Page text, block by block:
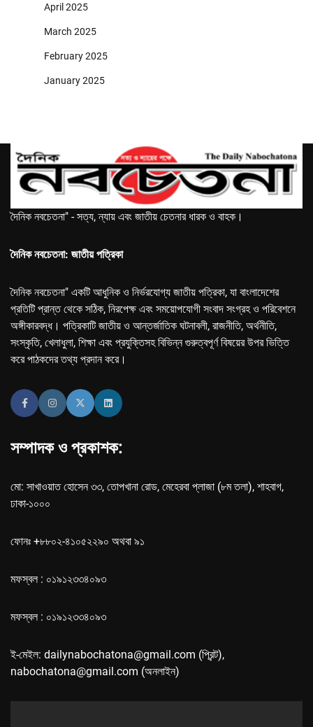
April 2025
March 2025
February 2025
January 2025
দৈনিক নবচেতনা" - সত্য, ন্যায় এবং জাতীয় চেতনার ধারক ও বাহক।
দৈনিক নবচেতনা: জাতীয় পত্রিকা
দৈনিক নবচেতনা" একটি আধুনিক ও নির্ভরযোগ্য জাতীয় পত্রিকা, যা বাংলাদেশের
প্রতিটি প্রান্ত থেকে সঠিক, নিরপেক্ষ এবং সময়োপযোগী সংবাদ সংগ্রহ ও পরিবেশনে
অঙ্গীকারবদ্ধ। পত্রিকাটি জাতীয় ও আন্তর্জাতিক ঘটনাবলী, রাজনীতি, অর্থনীতি,
সংস্কৃতি, খেলাধুলা, শিক্ষা এবং প্রযুক্তিসহ বিভিন্ন গুরুত্বপূর্ণ বিষয়ের উপর ভিত্তি
করে পাঠকদের তথ্য প্রদান করে।
সম্পাদক ও প্রকাশক:
মো: সাখাওয়াত হোসেন ৩৩, তোপখানা রোড, মেহেরবা প্লাজা (৮ম তলা), শাহবাগ,
ঢাকা-১০০০
ফোনঃ +৮৮০২-৪১০৫২২৯০ অথবা ৯১
মফস্বল : ০১৯১২৩৩৪০৯৩
মফস্বল : ০১৯১২৩৩৪০৯৩
ই-মেইল: dailynabochatona@gmail.com (প্রিন্ট),
nabochatona@gmail.com (অনলাইন)